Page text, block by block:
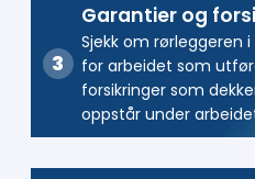
Garantier og
Sjekk om rørleggeren
for arbeidet som
forsikringer som
oppstår under